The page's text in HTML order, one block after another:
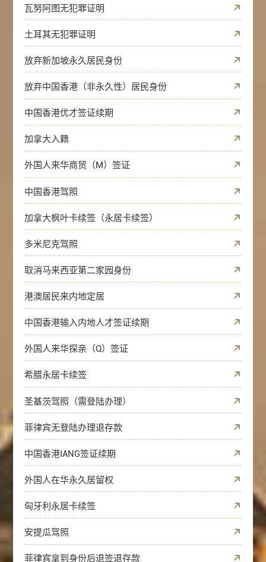
瓦努阿图无犯罪证明
土耳其无犯罪证明
放弃新加坡永久居民身份
放弃中国香港（非永久性）居民身份
中国香港优才签证续期
加拿大入籍
外国人来华商贸（M）签证
中国香港驾照
加拿大枫叶卡续签（永居卡续签）
多米尼克驾照
取消马来西亚第二家园身份
港澳居民来内地定居
中国香港输入内地人才签证续期
外国人来华探亲（Q）签证
希腊永居卡续签
圣基茨驾照（需登陆办理）
菲律宾无登陆办理退存款
中国香港IANG签证续期
外国人在华永久居留权
匈牙利永居卡续签
安提瓜驾照
菲律宾拿到身份后退签退存款